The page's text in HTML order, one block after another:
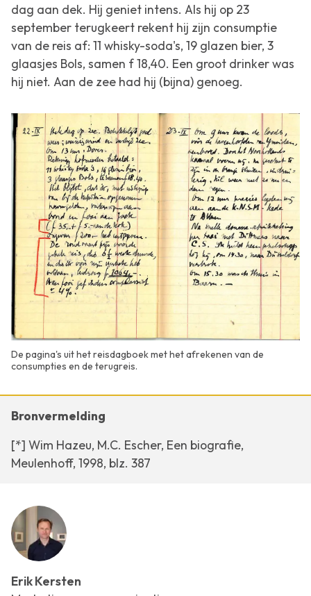
dag aan dek. Hij geniet intens. Als hij op 23
september terugkeert rekent hij zijn consumptie
van de reis af: 11 whisky-soda's, 19 glazen bier, 3
glaasjes Bols, samen f 18,40. Een groot drinker was
hij niet. Aan de zee had hij (bijna) genoeg.
De pagina's uit het reisdagboek met het afrekenen van de
consumpties en de terugreis.
Bronvermelding
[*] Wim Hazeu, M.C. Escher, Een biografie,
Meulenhoff, 1998, blz. 387
Erik Kersten